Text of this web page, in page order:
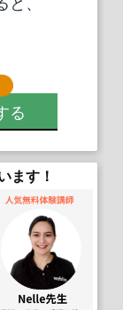
る
ます！